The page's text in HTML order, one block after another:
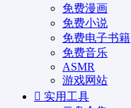
免费漫画
免费小说
免费电子书籍
免费音乐
ASMR
游戏网站
实用工具